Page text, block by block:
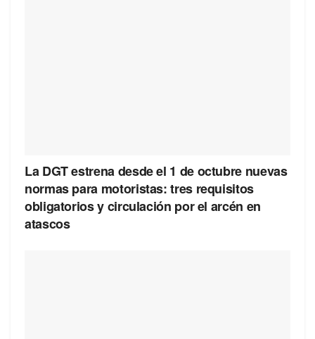
La DGT estrena desde el 1 de octubre nuevas
normas para motoristas: tres requisitos
obligatorios y circulación por el arcén en
atascos